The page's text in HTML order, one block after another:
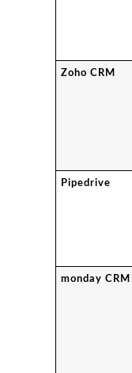
Zoho CRM
Pipedrive
monday CRM